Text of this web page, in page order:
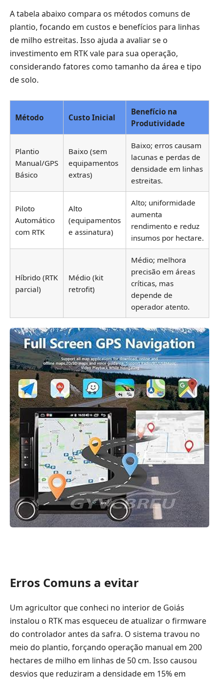
A tabela abaixo compara os métodos comuns de
plantio, focando em custos e benefícios para linhas
de milho estreitas. Isso ajuda a avaliar se o
investimento em RTK vale para sua operação,
considerando fatores como tamanho da área e tipo
de solo.
Método Custo Inicial
Benefício na
Produtividade
Plantio
Manual/GPS
Básico
Baixo (sem
equipamentos
extras)
Baixo; erros causam
lacunas e perdas de
densidade em linhas
estreitas.
Piloto
Automático
com RTK
Alto
(equipamentos
e assinatura)
Alto; uniformidade
aumenta
rendimento e reduz
insumos por hectare.
Híbrido (RTK
parcial)
Médio (kit
retrofit)
Médio; melhora
precisão em áreas
críticas, mas
depende de
operador atento.
Erros Comuns a evitar
Um agricultor que conheci no interior de Goiás
instalou o RTK mas esqueceu de atualizar o firmware
do controlador antes da safra. O sistema travou no
meio do plantio, forçando operação manual em 200
hectares de milho em linhas de 50 cm. Isso causou
desvios que reduziram a densidade em 15% em